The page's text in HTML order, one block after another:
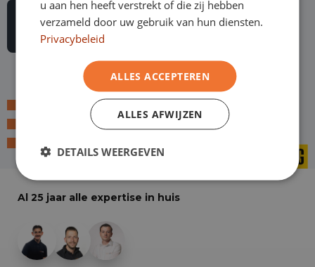
Laagste prijsgarantie
Online kopen, niet goed geld terug
Al 25 jaar alle expertise in huis
u aan hen heeft verstrekt of die zij hebben
verzameld door uw gebruik van hun diensten.
Privacybeleid
ALLES ACCEPTEREN
ALLES AFWIJZEN
DETAILS WEERGEVEN